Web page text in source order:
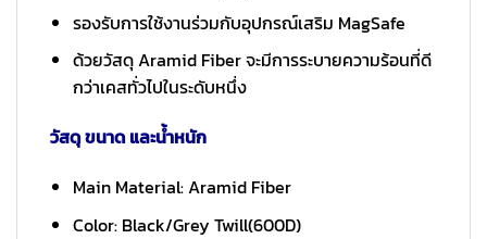
รองรับการใช้งานร่วมกับอุปกรณ์เสริม MagSafe
ด้วยวัสดุ Aramid Fiber จะมีการระบายความร้อนที่ดี
กว่าเคสทั่วไปในระดับหนึ่ง
วัสดุ ขนาด และน้ำหนัก
Main Material: Aramid Fiber
Color: Black/Grey Twill(600D)